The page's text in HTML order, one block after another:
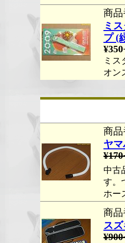
商品
ミ
プ (
ミス
オン
商品
ヤ
中古
す。
ホー
商品
ス